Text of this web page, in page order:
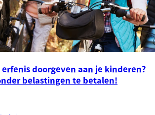
erfenis doorgeven aan je kinderen?
belastingen te betalen!